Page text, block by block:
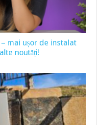
mai ușor de instalat
noutăți!